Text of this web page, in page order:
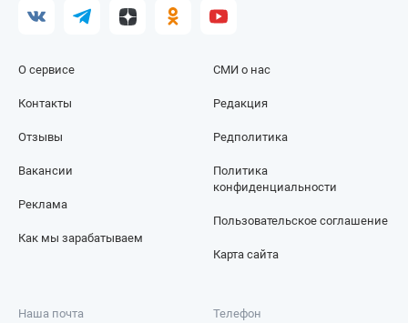
О сервисе
Контакты
Отзывы
СМИ о нас
Редакция
Редполитика
Вакансии
Реклама
Как мы зарабатываем
Политика
конфиденциальности
Пользовательское соглашение
Карта сайта
Наша почта Телефон